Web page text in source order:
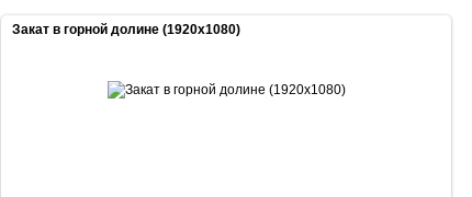
Закат в горной долине (1920x1080)